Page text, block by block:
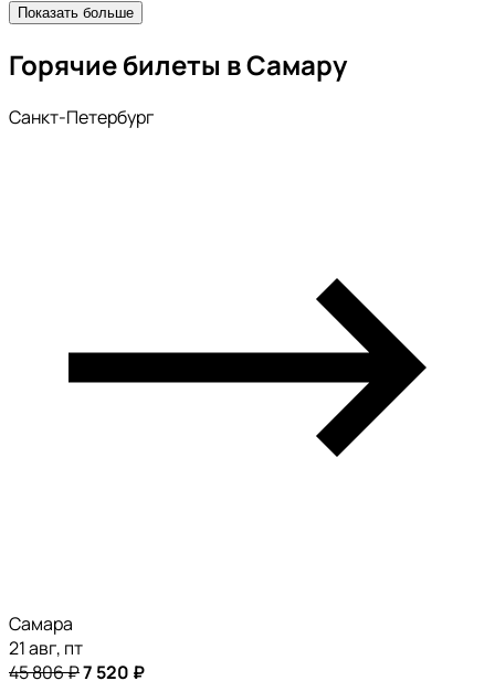
Показать больше
Горячие билеты в Самару
Санкт-Петербург
Самара
21 авг, пт
45 806 ₽7 520 ₽